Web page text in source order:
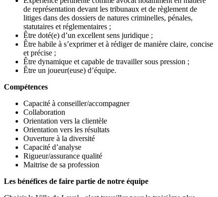
de représentation devant les tribunaux et de règlement de
litiges dans des dossiers de natures criminelles, pénales,
statutaires et réglementaires ;
Être doté(e) d’un excellent sens juridique ;
Être habile à s’exprimer et à rédiger de manière claire, concise
et précise ;
Être dynamique et capable de travailler sous pression ;
Être un joueur(euse) d’équipe.
Compétences
Capacité à conseiller/accompagner
Collaboration
Orientation vers la clientèle
Orientation vers les résultats
Ouverture à la diversité
Capacité d’analyse
Rigueur/assurance qualité
Maitrise de sa profession
Les bénéfices de faire partie de notre équipe